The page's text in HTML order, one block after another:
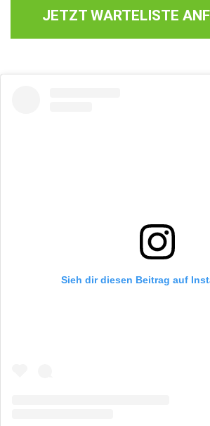
JETZT WARTELISTE
Sieh dir diesen Beitrag auf